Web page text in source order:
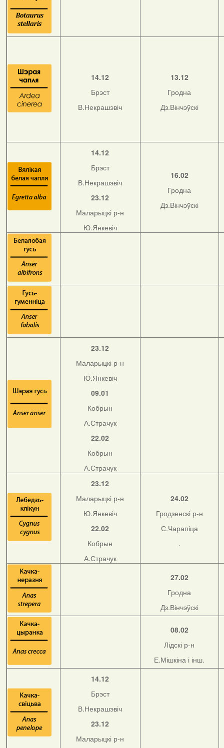
14.12
Брэст
В.Некрашэвіч
13.12
Гродна
Дз.Вінчэўскі
14.12
Брэст
В.Некрашэвіч
23.12
Маларыцкі р-н
Ю.Янкевіч
16.02
Гродна
Дз.Вінчэўскі
23.12
Маларыцкі р-н
Ю.Янкевіч
09.01
Кобрын
А.Страчук
22.02
Кобрын
А.Страчук
23.12
Маларыцкі р-н
Ю.Янкевіч
22.02
Кобрын
А.Страчук
24.02
Гродзенскі р-н
С.Чарапіца
.
27.02
Гродна
Дз.Вінчэўскі
08.02
Лідскі р-н
Е.Мішкіна і інш.
14.12
Брэст
В.Некрашэвіч
23.12
Маларыцкі р-н